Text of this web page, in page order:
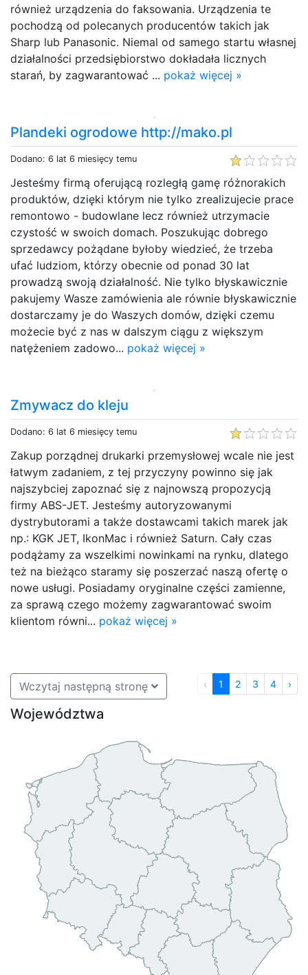
również urządzenia do faksowania. Urządzenia te
pochodzą od polecanych producentów takich jak
Sharp lub Panasonic. Niemal od samego startu własnej
działalności przedsiębiorstwo dokładała licznych
starań, by zagwarantować ... pokaż więcej »
Plandeki ogrodowe http://mako.pl
Dodano: 6 lat 6 miesięcy temu
Jesteśmy firmą oferującą rozległą gamę różnorakich
produktów, dzięki którym nie tylko zrealizujecie prace
remontowo - budowlane lecz również utrzymacie
czystość w swoich domach. Poszukując dobrego
sprzedawcy pożądane byłoby wiedzieć, że trzeba
ufać ludziom, którzy obecnie od ponad 30 lat
prowadzą swoją działalność. Nie tylko błyskawicznie
pakujemy Wasze zamówienia ale równie błyskawicznie
dostarczamy je do Waszych domów, dzięki czemu
możecie być z nas w dalszym ciągu z większym
natężeniem zadowo... pokaż więcej »
Zmywacz do kleju
Dodano: 6 lat 6 miesięcy temu
Zakup porządnej drukarki przemysłowej wcale nie jest
łatwym zadaniem, z tej przyczyny powinno się jak
najszybciej zapoznać się z najnowszą propozycją
firmy ABS-JET. Jesteśmy autoryzowanymi
dystrybutorami a także dostawcami takich marek jak
np.: KGK JET, IkonMac i również Saturn. Cały czas
podążamy za wszelkimi nowinkami na rynku, dlatego
też na bieżąco staramy się poszerzać naszą ofertę o
nowe usługi. Posiadamy oryginalne części zamienne,
za sprawą czego możemy zagwarantować swoim
klientom równi... pokaż więcej »
Wczytaj następną stronę ‹ 1 2 3 4 ›
Województwa